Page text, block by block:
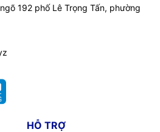
192 phố Lê Trọng Tấn, phường
HỖ TRỢ